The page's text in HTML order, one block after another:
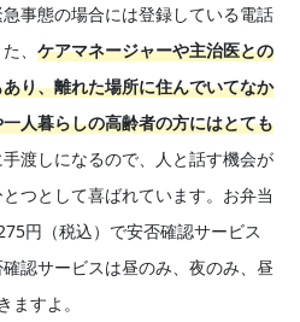
事態の場合には登録している電話
、 ケアマネージャーや主治医との
り、離れた場所に住んでいてなか
人暮らしの高齢者の方にはとても
渡しになるので、人と話す機会が
つとして喜ばれています。お弁当
円（税込）で安否確認サービス
認サービスは昼のみ、夜のみ、昼
すよ。